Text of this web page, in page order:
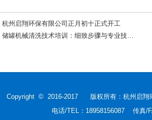
杭州启翔环保有限公司正月初十正式开工
储罐机械清洗技术培训：细致步骤与专业技能提升
Copyright © 2016-2017 版权所有：杭州启翔
电话/TEL：18958156087 传真/